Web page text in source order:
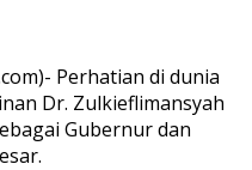
Perhatian di dunia
Dr. Zulkieflimansyah
Gubernur dan